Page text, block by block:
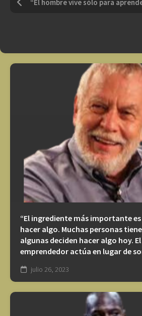
“El ingrediente más importante
hacer algo. Muchas personas
algunas deciden hacer algo hoy.
emprendedor actúa en lugar de
julio 26, 2023